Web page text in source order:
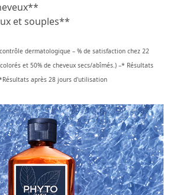
et souples**
dermatologique – % de satisfaction chez 22
et 50% de cheveux secs/abîmés.) –* Résultats
après 28 jours d'utilisation